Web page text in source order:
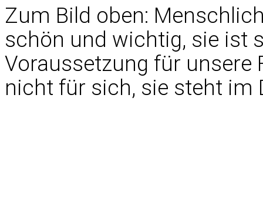
Zum Bild oben:
schön und wichtig, sie ist
Voraussetzung für unsere
nicht für sich, sie steht im